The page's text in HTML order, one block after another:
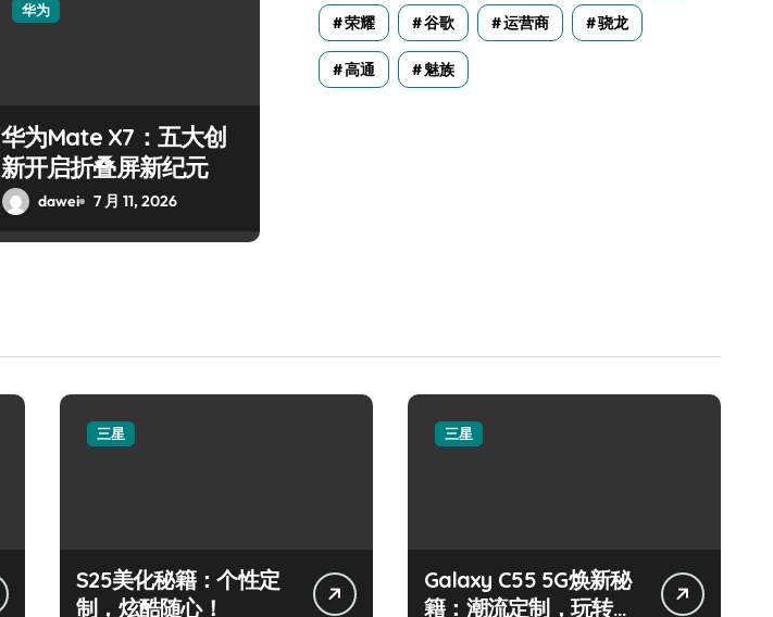
华为
华为Mate X7：五大创
新开启折叠屏新纪元
dawei 7 月 11, 2026
荣耀 谷歌 运营商 骁龙
高通 魅族
三星
S25美化秘籍：个性定
制，炫酷随心！
三星
Galaxy C55 5G焕新秘
籍：潮流定制，玩转无